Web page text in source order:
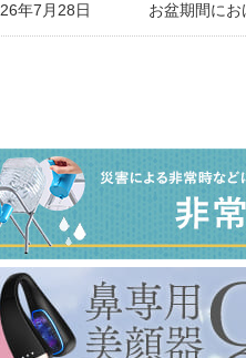
年7月28日 お盆期間に